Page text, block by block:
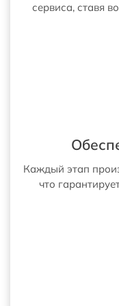
сервиса, ставя
Каждый этап
что